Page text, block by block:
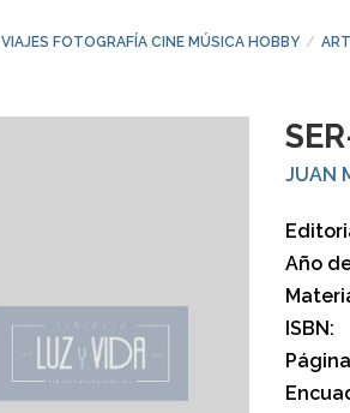
VIAJES FOTOGRAFÍA CINE MÚSICA HOBBY
JUAN
Año
ISBN: